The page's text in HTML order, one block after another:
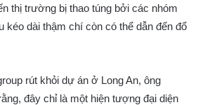
thị trường bị thao túng bởi các nhóm
kéo dài thậm chí còn có thể dẫn đến đổ
rút khỏi dự án ở Long An, ông
đây chỉ là một hiện tượng đại diện